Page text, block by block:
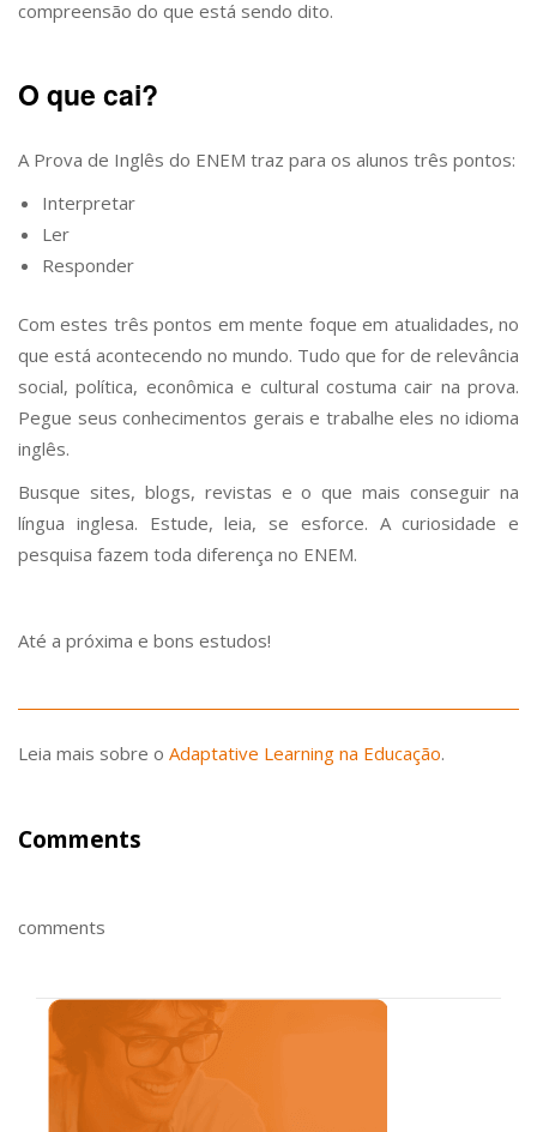
compreensão do que está sendo dito.
O que cai?
A Prova de Inglês do ENEM traz para os alunos três pontos:
Interpretar
Ler
Responder
Com estes três pontos em mente foque em atualidades, no
que está acontecendo no mundo. Tudo que for de relevância
social, política, econômica e cultural costuma cair na prova.
Pegue seus conhecimentos gerais e trabalhe eles no idioma
inglês.
Busque sites, blogs, revistas e o que mais conseguir na
língua inglesa. Estude, leia, se esforce. A curiosidade e
pesquisa fazem toda diferença no ENEM.
Até a próxima e bons estudos!
Leia mais sobre o Adaptative Learning na Educação.
Comments
comments